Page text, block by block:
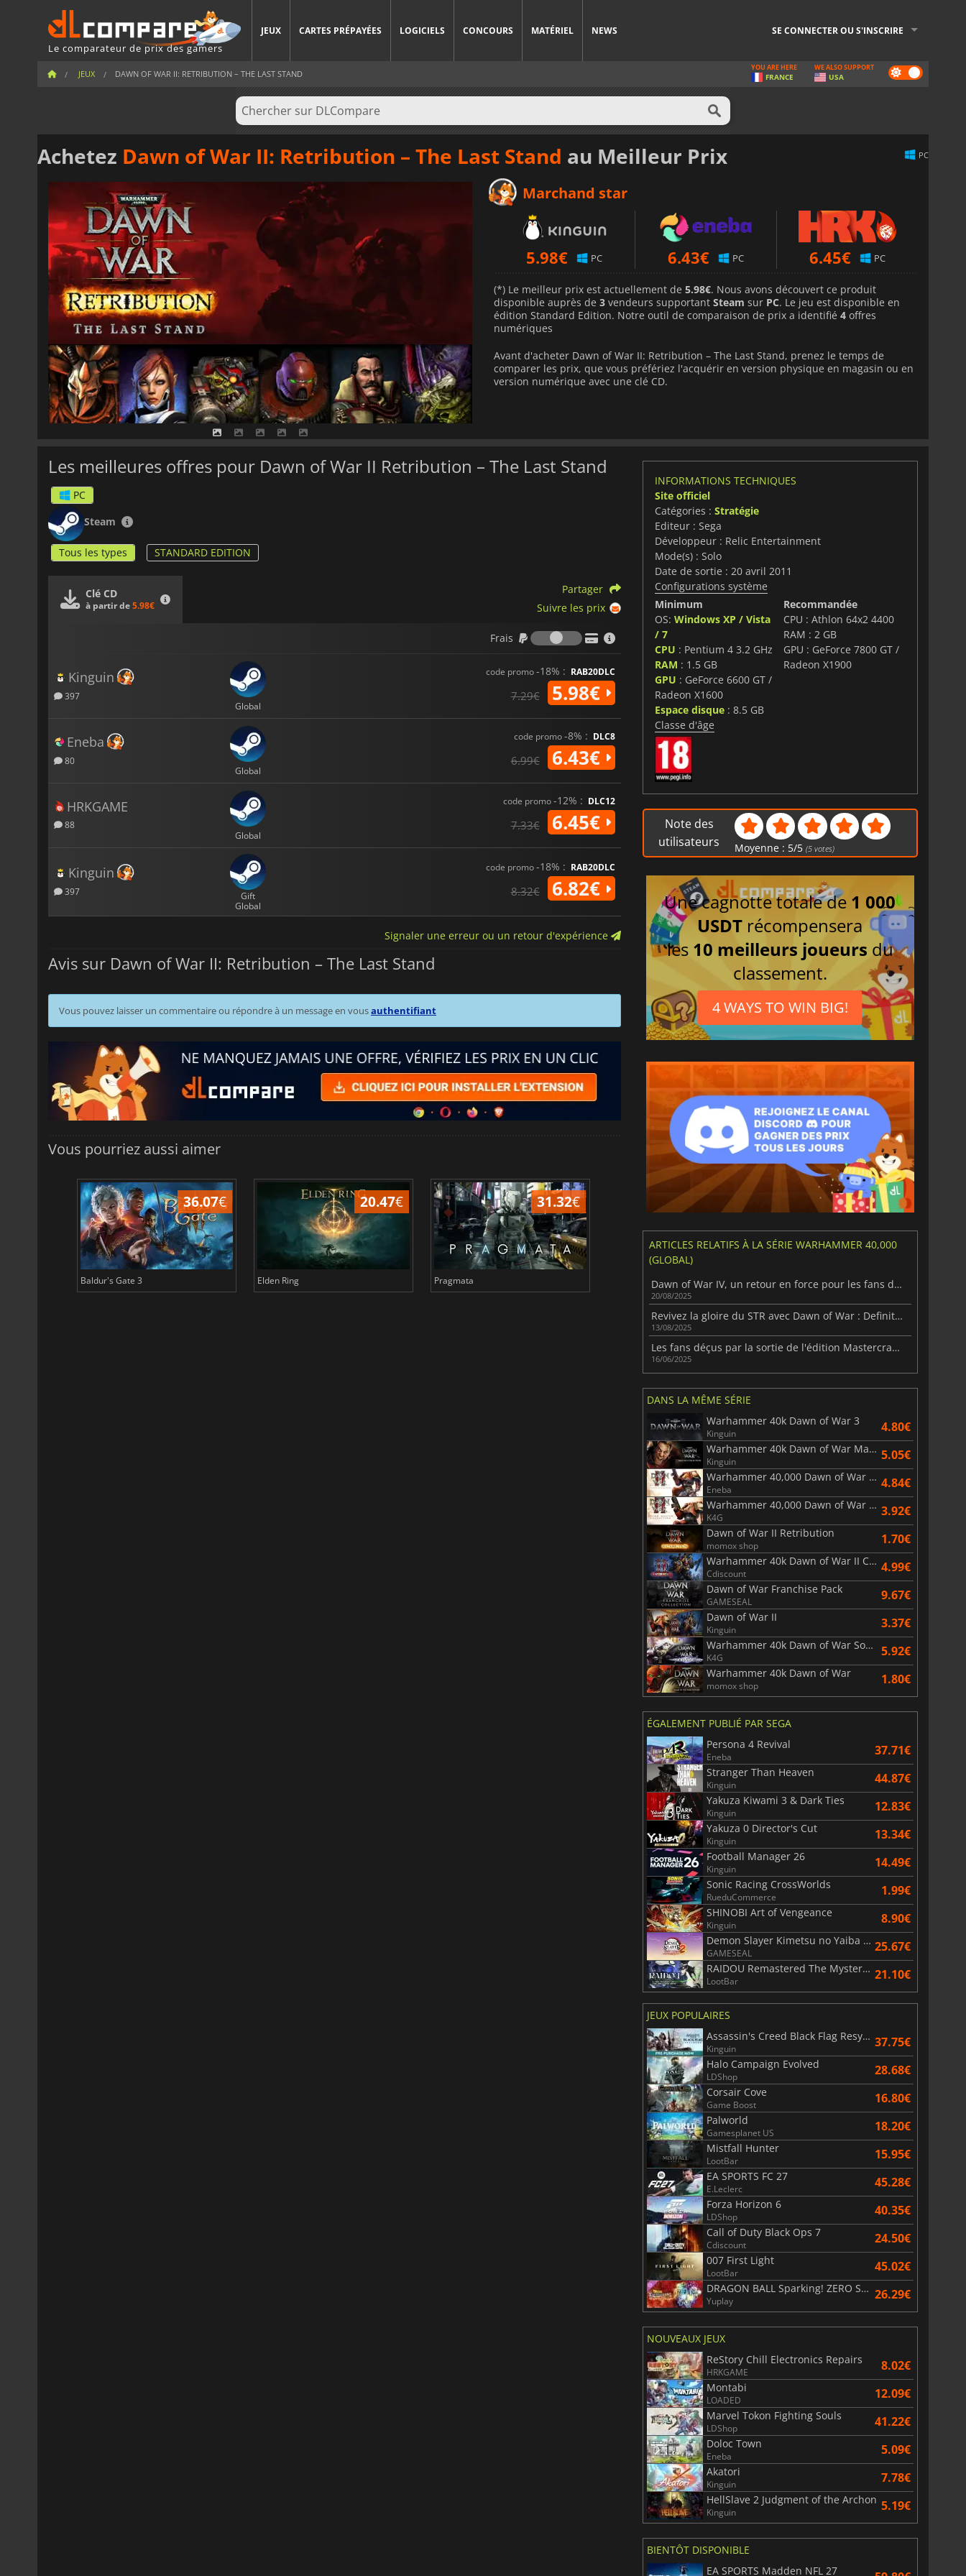
Le comparateur de prix des gamers
JEUX CARTES PRÉPAYÉES LOGICIELS CONCOURS MATÉRIEL NEWS SE CONNECTER OU S'INSCRIRE
JEUX DAWN OF WAR II: RETRIBUTION – THE LAST STAND Dark
mode
YOU ARE HERE
FRANCE
WE ALSO SUPPORT
USA
Achetez Dawn of War II: Retribution – The Last Stand au Meilleur Prix PC
Marchand star
5.98€ PC 6.43€ PC 6.45€ PC
(*) Le meilleur prix est actuellement de 5.98€. Nous avons découvert ce produit
disponible auprès de 3 vendeurs supportant Steam sur PC. Le jeu est disponible en
édition Standard Edition. Notre outil de comparaison de prix a identifié 4 offres
numériques
Avant d'acheter Dawn of War II: Retribution – The Last Stand, prenez le temps de
comparer les prix, que vous préfériez l'acquérir en version physique en magasin ou en
version numérique avec une clé CD.
Les meilleures offres pour Dawn of War II Retribution – The Last Stand
PC
Steam
Tous les types STANDARD EDITION
Clé CD
à partir de5.98€
Partager
Suivre les prix
Frais
Frais
Kinguin
397
Global
code promo-18% : RAB20DLC
7.29€ 5.98€
Eneba
80
Global
code promo-8% : DLC8
6.99€ 6.43€
HRKGAME
88
Global
code promo-12% : DLC12
7.33€ 6.45€
Kinguin
397
Gift
Global
code promo-18% : RAB20DLC
8.32€ 6.82€
Signaler une erreur ou un retour d'expérience
Avis sur Dawn of War II: Retribution – The Last Stand
Vous pouvez laisser un commentaire ou répondre à un message en vousauthentifiant
Vous pourriez aussi aimer
36.07€
Baldur's Gate 3
20.47€
Elden Ring
31.32€
Pragmata
6.75€
Total War WARHAMMER 3
15.48
Lies Of P
INFORMATIONS TECHNIQUES
Site officiel
Catégories : Stratégie
Editeur : Sega
Développeur : Relic Entertainment
Mode(s) : Solo
Date de sortie : 20 avril 2011
Configurations système
Minimum
OS: Windows XP / Vista
/ 7
CPU : Pentium 4 3.2 GHz
RAM : 1.5 GB
GPU : GeForce 6600 GT /
Radeon X1600
Espace disque: 8.5 GB
Recommandée
CPU : Athlon 64x2 4400
RAM : 2 GB
GPU : GeForce 7800 GT /
Radeon X1900
Classe d'âge
Note des
utilisateurs
Moyenne : 5/5 (5 votes)
Une cagnotte totale de 1 000
USDT récompensera
les 10 meilleurs joueurs du
classement.
4 WAYS TO WIN BIG!
ARTICLES RELATIFS À LA SÉRIE WARHAMMER 40,000
(GLOBAL)
Dawn of War IV, un retour en force pour les fans de stratégie
20/08/2025
Revivez la gloire du STR avec Dawn of War : Definitive Edition
13/08/2025
Les fans déçus par la sortie de l'édition Mastercrafted de Space Marine
16/06/2025
DANS LA MÊME SÉRIE
Warhammer 40k Dawn of War 3
Kinguin 4.80€
Warhammer 40k Dawn of War Master Collection
Kinguin 5.05€
Warhammer 40,000 Dawn of War II Master Collection
Eneba 4.84€
Warhammer 40,000 Dawn of War II Grand Master Collection
K4G 3.92€
Dawn of War II Retribution
momox shop 1.70€
Warhammer 40k Dawn of War II Chaos Rising
Cdiscount 4.99€
Dawn of War Franchise Pack
GAMESEAL 9.67€
Dawn of War II
Kinguin 3.37€
Warhammer 40k Dawn of War Soulstorm
K4G 5.92€
Warhammer 40k Dawn of War
momox shop 1.80€
ÉGALEMENT PUBLIÉ PAR SEGA
Persona 4 Revival
Eneba 37.71€
Stranger Than Heaven
Kinguin 44.87€
Yakuza Kiwami 3 & Dark Ties
Kinguin 12.83€
Yakuza 0 Director's Cut
Kinguin 13.34€
Football Manager 26
Kinguin 14.49€
Sonic Racing CrossWorlds
RueduCommerce 1.99€
SHINOBI Art of Vengeance
Kinguin 8.90€
Demon Slayer Kimetsu no Yaiba The Hinokami Chronicles 2
GAMESEAL 25.67€
RAIDOU Remastered The Mystery of the Soulless Army
LootBar 21.10€
JEUX POPULAIRES
Assassin's Creed Black Flag Resynced
Kinguin 37.75€
Halo Campaign Evolved
LDShop 28.68€
Corsair Cove
Game Boost 16.80€
Palworld
Gamesplanet US 18.20€
Mistfall Hunter
LootBar 15.95€
EA SPORTS FC 27
E.Leclerc 45.28€
Forza Horizon 6
LDShop 40.35€
Call of Duty Black Ops 7
Cdiscount 24.50€
007 First Light
LootBar 45.02€
DRAGON BALL Sparking! ZERO Super Limit Breaking NEO
Yuplay 26.29€
NOUVEAUX JEUX
ReStory Chill Electronics Repairs
HRKGAME 8.02€
Montabi
LOADED 12.09€
Marvel Tokon Fighting Souls
LDShop 41.22€
Doloc Town
Eneba 5.09€
Akatori
Kinguin 7.78€
HellSlave 2 Judgment of the Archon
Kinguin 5.19€
BIENTÔT DISPONIBLE
EA SPORTS Madden NFL 27